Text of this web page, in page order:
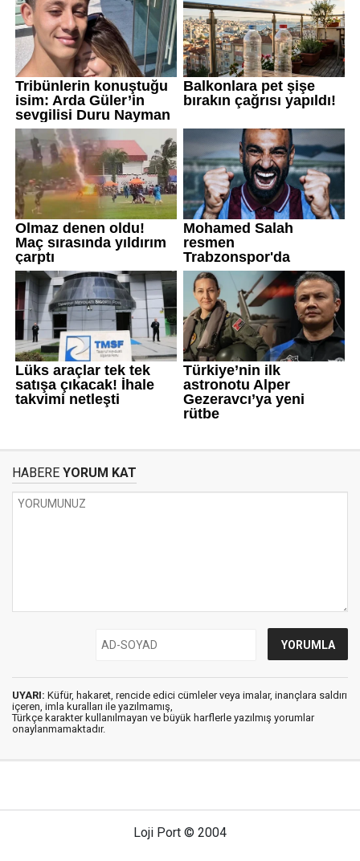
HABERE YORUM KAT
UYARI: Küfür, hakaret, rencide edici cümleler veya imalar, inançlara saldırı
içeren, imla kuralları ile yazılmamış,
Türkçe karakter kullanılmayan ve büyük harflerle yazılmış yorumlar
onaylanmamaktadır.
Loji Port © 2004